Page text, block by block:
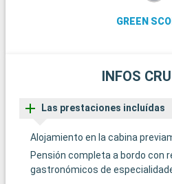
GREEN
INFOS
Las prestaciones incluídas
Alojamiento en la cabina
Pensión completa a bordo con
gastronómicos de